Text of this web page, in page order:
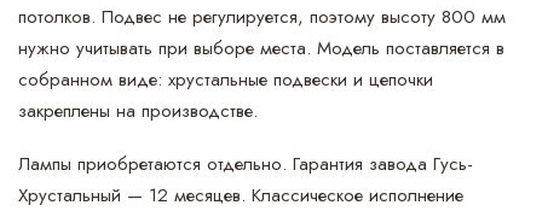
потолков. Подвес не регулируется, поэтому высоту 800 мм
нужно учитывать при выборе места. Модель поставляется в
собранном виде: хрустальные подвески и цепочки
закреплены на производстве.
Лампы приобретаются отдельно. Гарантия завода Гусь-
Хрустальный — 12 месяцев. Классическое исполнение